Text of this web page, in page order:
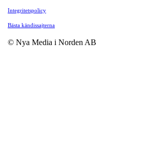
Integritetspolicy
Bästa kändissajterna
© Nya Media i Norden AB